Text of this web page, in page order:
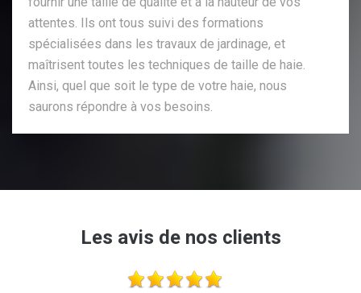
attentes. Ils ont tous suivi des formations
spécialisées dans les travaux de jardinage, et
maîtrisent toutes les techniques de taille de haie.
Ainsi, quel que soit le type de votre haie, nous
saurons répondre à vos besoins.
Les avis de nos clients